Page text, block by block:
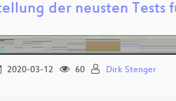
der neusten Tests
2020-03-12 60 Dirk Stenger